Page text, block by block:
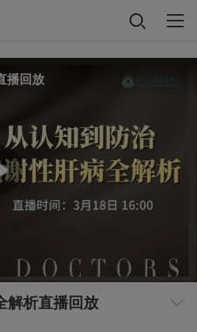
播回放
解析直播回放